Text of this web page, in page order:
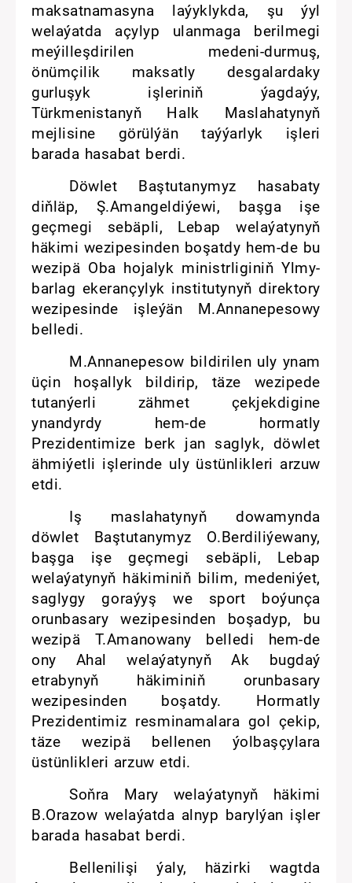
maksatnamasyna laýyklykda, şu ýyl
welaýatda açylyp ulanmaga berilmegi
meýilleşdirilen medeni-durmuş,
önümçilik maksatly desgalardaky
gurluşyk işleriniň ýagdaýy,
Türkmenistanyň Halk Maslahatynyň
mejlisine görülýän taýýarlyk işleri
barada hasabat berdi.
Döwlet Baştutanymyz hasabaty
diňläp, Ş.Amangeldiýewi, başga işe
geçmegi sebäpli, Lebap welaýatynyň
häkimi wezipesinden boşatdy hem-de bu
wezipä Oba hojalyk ministrliginiň Ylmy-
barlag ekerançylyk institutynyň direktory
wezipesinde işleýän M.Annanepesowy
belledi.
M.Annanepesow bildirilen uly ynam
üçin hoşallyk bildirip, täze wezipede
tutanýerli zähmet çekjekdigine
ynandyrdy hem-de hormatly
Prezidentimize berk jan saglyk, döwlet
ähmiýetli işlerinde uly üstünlikleri arzuw
etdi.
Iş maslahatynyň dowamynda
döwlet Baştutanymyz O.Berdiliýewany,
başga işe geçmegi sebäpli, Lebap
welaýatynyň häkiminiň bilim, medeniýet,
saglygy goraýyş we sport boýunça
orunbasary wezipesinden boşadyp, bu
wezipä T.Amanowany belledi hem-de
ony Ahal welaýatynyň Ak bugdaý
etrabynyň häkiminiň orunbasary
wezipesinden boşatdy. Hormatly
Prezidentimiz resminamalara gol çekip,
täze wezipä bellenen ýolbaşçylara
üstünlikleri arzuw etdi.
Soňra Mary welaýatynyň häkimi
B.Orazow welaýatda alnyp barylýan işler
barada hasabat berdi.
Bellenilişi ýaly, häzirki wagtda